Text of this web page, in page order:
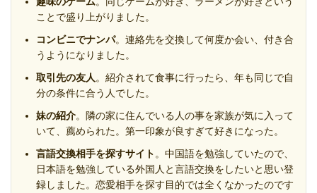
ことで盛り上がりました。
コンビニでナンパ。連絡先を交換して何度か会い、付き合
うようになりました。
取引先の友人 。紹介されて食事に行ったら、年も同じで自
分の条件に合う人でした。
妹の紹介。隣の家に住んでいる人の事を家族が気に入って
いて、薦められた。第一印象が良すぎて好きになった。
言語交換相手を探すサイト 。中国語を勉強していたので、
日本語を勉強している外国人と言語交換をしたいと思い登
録しました。恋愛相手を探す目的では全くなかったのです